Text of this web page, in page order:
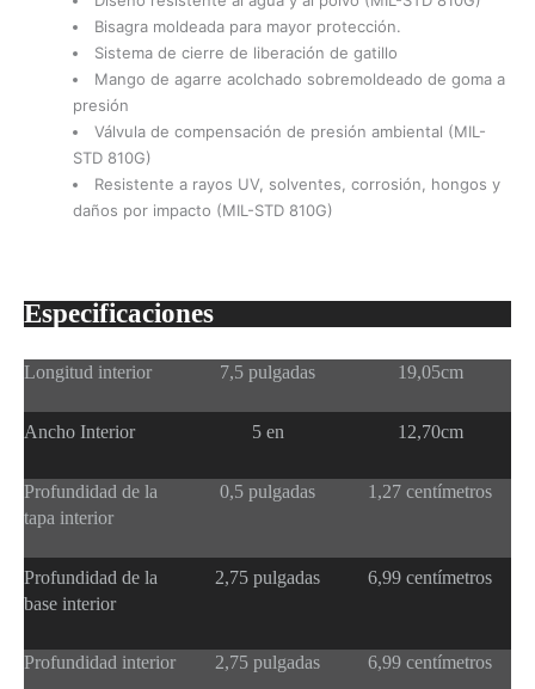
Bisagra moldeada para mayor protección.
Sistema de cierre de liberación de gatillo
Mango de agarre acolchado sobremoldeado de goma a
presión
Válvula de compensación de presión ambiental (MIL-
STD 810G)
Resistente a rayos UV, solventes, corrosión, hongos y
daños por impacto (MIL-STD 810G)
Especificaciones
Longitud interior 7,5 pulgadas 19,05cm
Ancho Interior 5 en 12,70cm
Profundidad de la
tapa interior
0,5 pulgadas 1,27 centímetros
Profundidad de la
base interior
2,75 pulgadas 6,99 centímetros
Profundidad interior 2,75 pulgadas 6,99 centímetros